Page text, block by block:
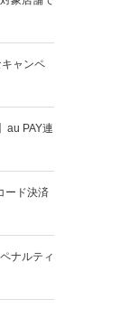
キャンペ
au PAY連
ード決済
ナルティ